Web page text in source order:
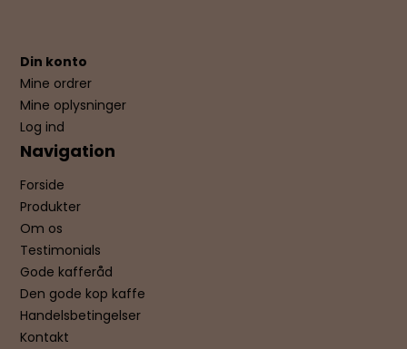
Din konto
Mine ordrer
Mine oplysninger
Log ind
Navigation
Forside
Produkter
Om os
Testimonials
Gode kafferåd
Den gode kop kaffe
Handelsbetingelser
Kontakt